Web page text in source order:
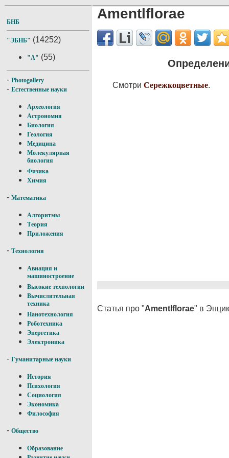
БНБ
"ЭБНБ" (14252)
"A" (55)
- Photogallery
- Естественные науки
Археология
Астрономия
Биология
Геология
Медицина
Молекулярная
биология
Физика
Химия
- Математика
Алгоритмы
Теория
Приложения
- Технология
Авиация и
машиностроение
Высокие технологии
Вычислительная
техника
Нанотехнология
Роботехника
Энергетика
Электроника
- Гуманитарные науки
История
Психология
Социология
Экономика
Философия
- Общество
Образование
Amentlflorae
Смотри Сережкоцветные.
Статья про "Amentlflorae" в